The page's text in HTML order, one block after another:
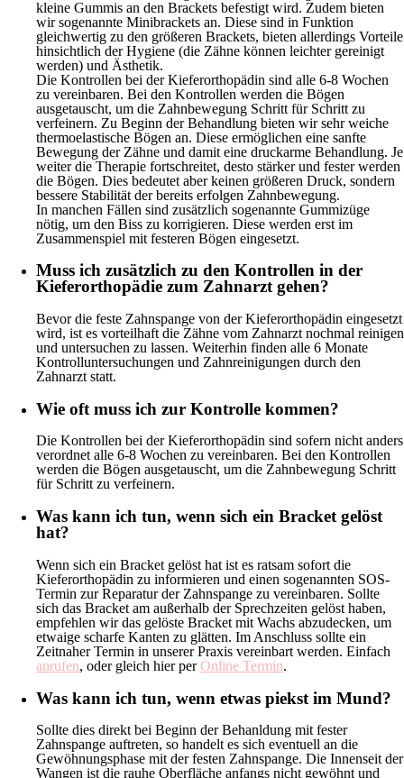
kleine Gummis an den Brackets befestigt wird. Zudem bieten
wir sogenannte Minibrackets an. Diese sind in Funktion
gleichwertig zu den größeren Brackets, bieten allerdings Vorteile
hinsichtlich der Hygiene (die Zähne können leichter gereinigt
werden) und Ästhetik.
Die Kontrollen bei der Kieferorthopädin sind alle 6-8 Wochen
zu vereinbaren. Bei den Kontrollen werden die Bögen
ausgetauscht, um die Zahnbewegung Schritt für Schritt zu
verfeinern. Zu Beginn der Behandlung bieten wir sehr weiche
thermoelastische Bögen an. Diese ermöglichen eine sanfte
Bewegung der Zähne und damit eine druckarme Behandlung. Je
weiter die Therapie fortschreitet, desto stärker und fester werden
die Bögen. Dies bedeutet aber keinen größeren Druck, sondern
bessere Stabilität der bereits erfolgen Zahnbewegung.
In manchen Fällen sind zusätzlich sogenannte Gummizüge
nötig, um den Biss zu korrigieren. Diese werden erst im
Zusammenspiel mit festeren Bögen eingesetzt.
Muss ich zusätzlich zu den Kontrollen in der
Kieferorthopädie zum Zahnarzt gehen?
Bevor die feste Zahnspange von der Kieferorthopädin eingesetzt
wird, ist es vorteilhaft die Zähne vom Zahnarzt nochmal reinigen
und untersuchen zu lassen. Weiterhin finden alle 6 Monate
Kontrolluntersuchungen und Zahnreinigungen durch den
Zahnarzt statt.
Wie oft muss ich zur Kontrolle kommen?
Die Kontrollen bei der Kieferorthopädin sind sofern nicht anders
verordnet alle 6-8 Wochen zu vereinbaren. Bei den Kontrollen
werden die Bögen ausgetauscht, um die Zahnbewegung Schritt
für Schritt zu verfeinern.
Was kann ich tun, wenn sich ein Bracket gelöst
hat?
Wenn sich ein Bracket gelöst hat ist es ratsam sofort die
Kieferorthopädin zu informieren und einen sogenannten SOS-
Termin zur Reparatur der Zahnspange zu vereinbaren. Sollte
sich das Bracket am außerhalb der Sprechzeiten gelöst haben,
empfehlen wir das gelöste Bracket mit Wachs abzudecken, um
etwaige scharfe Kanten zu glätten. Im Anschluss sollte ein
Zeitnaher Termin in unserer Praxis vereinbart werden. Einfach
anrufen, oder gleich hier perOnline Termin.
Was kann ich tun, wenn etwas piekst im Mund?
Sollte dies direkt bei Beginn der Behanldung mit fester
Zahnspange auftreten, so handelt es sich eventuell an die
Gewöhnungsphase mit der festen Zahnspange. Die Innenseit der
Wangen ist die rauhe Oberfläche anfangs nicht gewöhnt und